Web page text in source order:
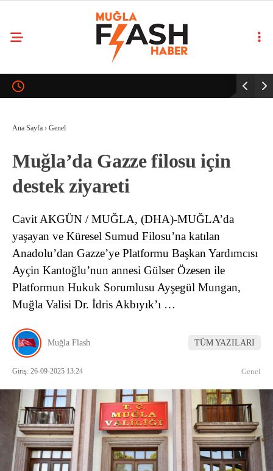
Ana Sayfa › Genel
Muğla’da Gazze filosu için
destek ziyareti
Cavit AKGÜN / MUĞLA, (DHA)-MUĞLA’da
yaşayan ve Küresel Sumud Filosu’na katılan
Anadolu’dan Gazze’ye Platformu Başkan Yardımcısı
Ayçin Kantoğlu’nun annesi Gülser Özesen ile
Platformun Hukuk Sorumlusu Ayşegül Mungan,
Muğla Valisi Dr. İdris Akbıyık’ı …
Muğla Flash TÜM YAZILARI
Giriş: 26-09-2025 13:24 Genel